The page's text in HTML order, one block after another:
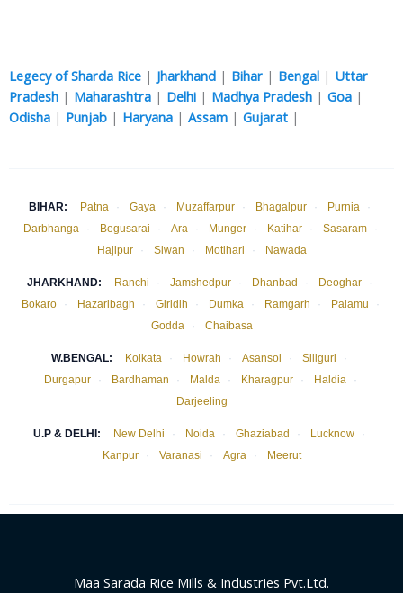
Legecy of Sharda Rice | Jharkhand | Bihar | Bengal | Uttar
Pradesh | Maharashtra | Delhi | Madhya Pradesh | Goa |
Odisha | Punjab | Haryana | Assam | Gujarat |
BIHAR: Patna · Gaya · Muzaffarpur · Bhagalpur · Purnia
·
Darbhanga
· Begusarai · Ara · Munger · Katihar · Sasaram
·
Hajipur
· Siwan · Motihari · Nawada
JHARKHAND: Ranchi · Jamshedpur · Dhanbad · Deoghar
·
Bokaro
· Hazaribagh · Giridih · Dumka · Ramgarh · Palamu
·
Godda
· Chaibasa
W.BENGAL: Kolkata · Howrah · Asansol · Siliguri
·
Durgapur
· Bardhaman · Malda · Kharagpur · Haldia
·
Darjeeling
U.P & DELHI: New Delhi · Noida · Ghaziabad · Lucknow
·
Kanpur
· Varanasi · Agra · Meerut
Maa Sarada Rice Mills & Industries Pvt.Ltd.